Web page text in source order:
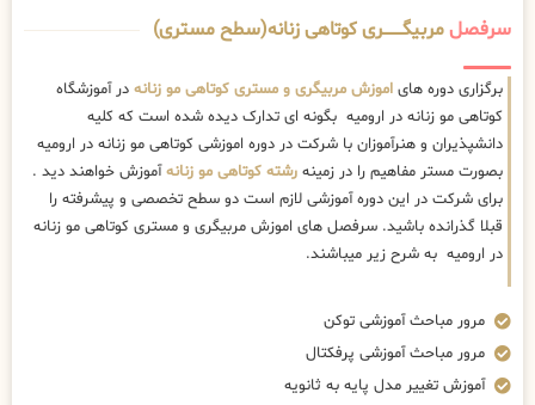
سرفصلمربیگــــــــری کوتاهی زنانه(سطح مستری)
برگزاری دوره های اموزش مربیگری و مستری کوتاهی مو زنانه در آموزشگاه
کوتاهی مو زنانه در ارومیه بگونه ای تدارک دیده شده است که کلیه
دانشپذیران و هنرآموزان با شرکت در دوره اموزشی کوتاهی مو زنانه در ارومیه
بصورت مستر مفاهیم را در زمینه رشته کوتاهی مو زنانهآموزش خواهند دید .
برای شرکت در این دوره آموزشی لازم است دو سطح تخصصی و پیشرفته را
قبلا گذرانده باشید. سرفصل های اموزش مربیگری و مستری کوتاهی مو زنانه
در ارومیه به شرح زیر میباشند.
مرور مباحث آموزشی توکن
مرور مباحث آموزشی پرفکتال
آموزش تغییر مدل پایه به ثانویه